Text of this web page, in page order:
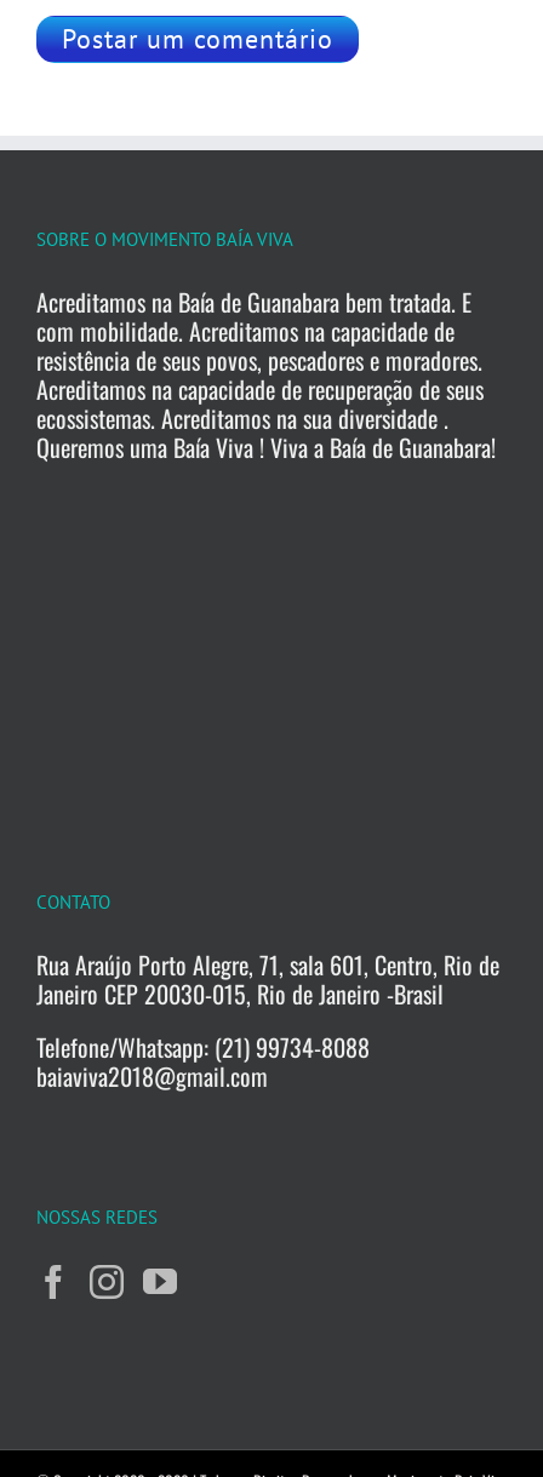
SOBRE O MOVIMENTO BAÍA VIVA
Acreditamos na Baía de Guanabara bem tratada. E
com mobilidade. Acreditamos na capacidade de
resistência de seus povos, pescadores e moradores.
Acreditamos na capacidade de recuperação de seus
ecossistemas. Acreditamos na sua diversidade .
Queremos uma Baía Viva ! Viva a Baía de Guanabara!
CONTATO
Rua Araújo Porto Alegre, 71, sala 601, Centro, Rio de
Janeiro CEP 20030-015, Rio de Janeiro -Brasil
Telefone/Whatsapp: (21) 99734-8088
baiaviva2018@gmail.com
NOSSAS REDES